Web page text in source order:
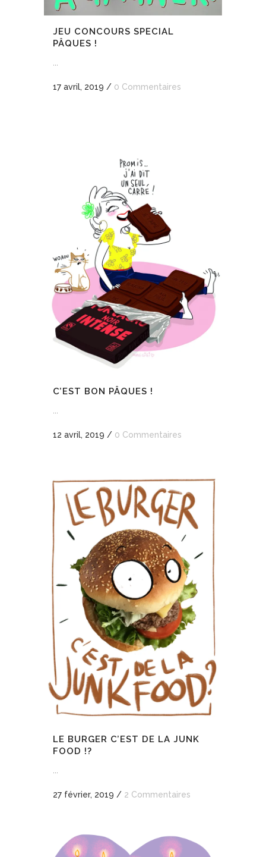
JEU CONCOURS SPECIAL
PÂQUES !
17 avril, 2019 / 0 Commentaires
C’EST BON PÂQUES !
12 avril, 2019 / 0 Commentaires
LE BURGER C’EST DE LA JUNK
FOOD !?
...
27 février, 2019 / 2 Commentaires